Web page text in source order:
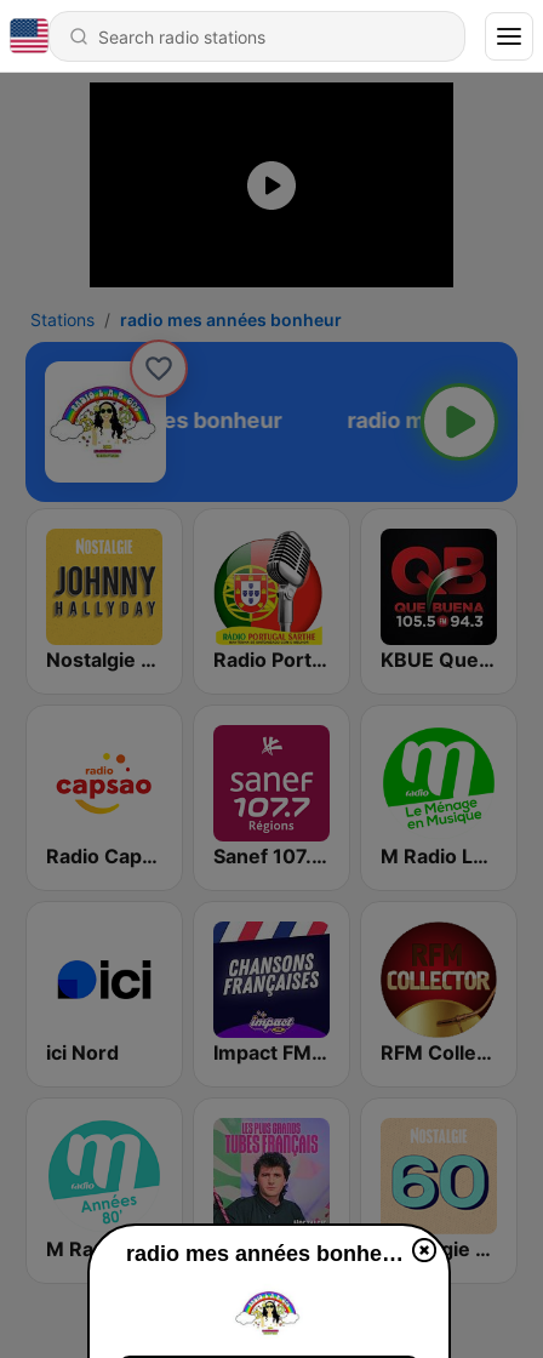
Stations radio mes années bonheur
mes années bonheur
Nostalgie Johnny Hallyday Radio Portugal Sarthe KBUE Que Buena 105.5 / 94.3 FM (US Only)
Radio Capsao Lyon Sanef 107.7 Régions M Radio Le ménage en musique
ici Nord Impact FM - Chanson Française RFM Collector
M Radio années 80 NOSTALGIE LES PLUS GRANDS TUBES FRANCAIS Nostalgie 60
radio mes années bonheur live